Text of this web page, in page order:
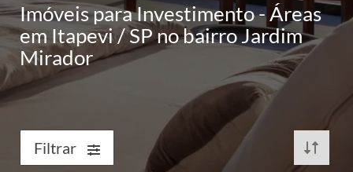
Imóveis para Investimento - Áreas
em Itapevi / SP no bairro Jardim
Mirador
Filtrar